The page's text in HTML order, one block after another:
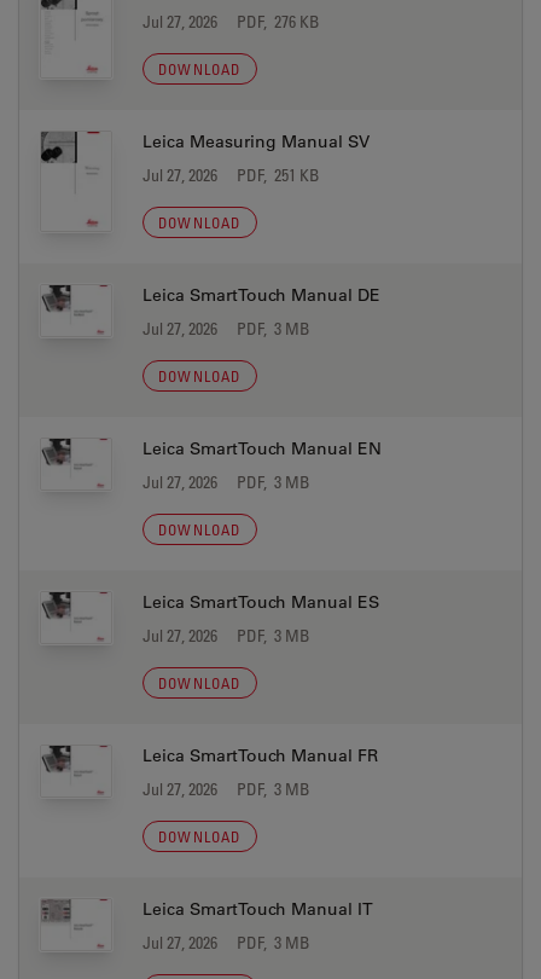
Jul 27, 2026 PDF, 276 KB
DOWNLOAD
Leica Measuring Manual SV
Jul 27, 2026 PDF, 251 KB
DOWNLOAD
Leica SmartTouch Manual DE
Jul 27, 2026 PDF, 3 MB
DOWNLOAD
Leica SmartTouch Manual EN
Jul 27, 2026 PDF, 3 MB
DOWNLOAD
Leica SmartTouch Manual ES
Jul 27, 2026 PDF, 3 MB
DOWNLOAD
Leica SmartTouch Manual FR
Jul 27, 2026 PDF, 3 MB
DOWNLOAD
Leica SmartTouch Manual IT
Jul 27, 2026 PDF, 3 MB